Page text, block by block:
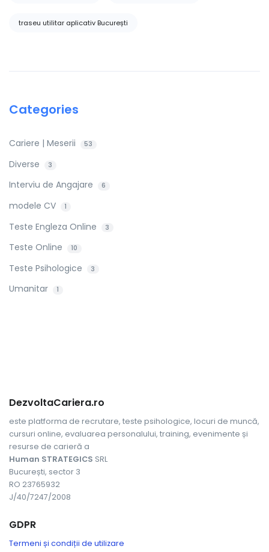
traseu utilitar aplicativ București
Categories
Cariere | Meserii 53
Diverse 3
Interviu de Angajare 6
modele CV 1
Teste Engleza Online 3
Teste Online 10
Teste Psihologice 3
Umanitar 1
DezvoltaCariera.ro
este platforma de recrutare, teste psihologice, locuri de muncă,
cursuri online, evaluarea personalului, training, evenimente și
resurse de carieră a
Human STRATEGICS SRL
București, sector 3
RO 23765932
J/40/7247/2008
GDPR
Termeni și condiții de utilizare